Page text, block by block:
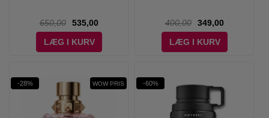
650,00
535,00
LÆG I KURV
400,00
349,00
LÆG I KURV
-28% WOW PRIS -60%